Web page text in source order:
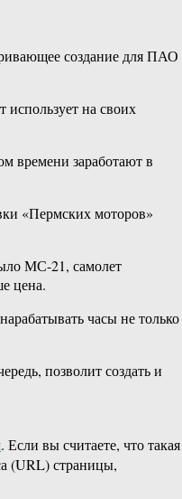
создание для ПАО
на своих
времени заработают в
«Пермских моторов»
МС-21, самолет
цена.
часы не только
позволит создать и
. Если вы считаете, что такая
(URL) страницы,